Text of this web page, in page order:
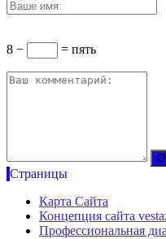
8 − = пять
Страницы
Карта Сайта
Концепция сайта
Профессиональная